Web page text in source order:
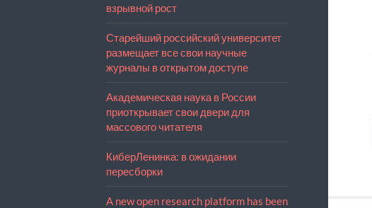
взрывной рост
Старейший российский университет
размещает все свои научные
журналы в открытом доступе
Академическая наука в России
приоткрывает свои двери для
массового читателя
КиберЛенинка: в ожидании
пересборки
A new open research platform has been